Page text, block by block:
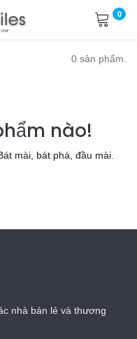
0
0 sản phẩm.
nào!
mài, bát phá, đầu mài.
nhà bán lẻ và thương